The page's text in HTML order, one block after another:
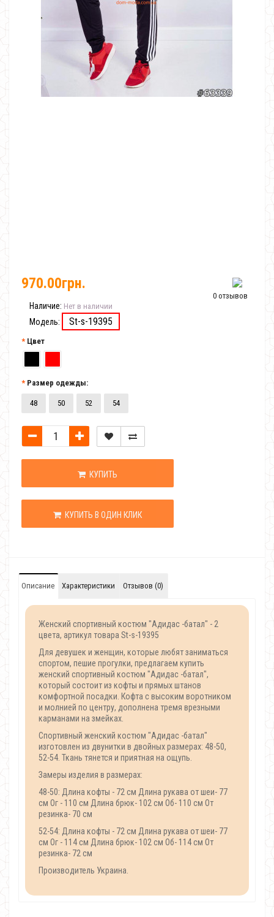
0 отзывов
970.00грн.
Наличие: Нет в наличии
Модель: St-s-19395
Цвет
Размер одежды:
48 50 52 54
КУПИТЬ
КУПИТЬ В ОДИН КЛИК
Описание Характеристики Отзывов (0)
Женский спортивный костюм "Адидас -батал" - 2
цвета, артикул товара St-s-19395
Для девушек и женщин, которые любят заниматься
спортом, пешие прогулки, предлагаем купить
женский спортивный костюм "Адидас -батал",
который состоит из кофты и прямых штанов
комфортной посадки. Кофта с высоким воротником
и молнией по центру, дополнена тремя врезными
карманами на змейках.
Спортивный женский костюм "Адидас -батал"
изготовлен из двунитки в двойных размерах: 48-50,
52-54. Ткань тянется и приятная на ощупь.
Замеры изделия в размерах:
48-50: Длина кофты - 72 см Длина рукава от шеи- 77
см Ог - 110 см Длина брюк- 102 см Об- 110 см От
резинка- 70 см
52-54: Длина кофты - 72 см Длина рукава от шеи- 77
см Ог - 114 см Длина брюк- 102 см Об- 114 см От
резинка- 72 см
Производитель Украина.